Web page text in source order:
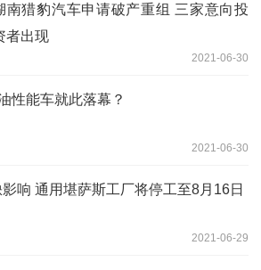
南猎豹汽车申请破产重组 三家意向投
者出现
2021-06-30
性能车就此落幕？
2021-06-30
响 通用堪萨斯工厂将停工至8月16日
2021-06-29